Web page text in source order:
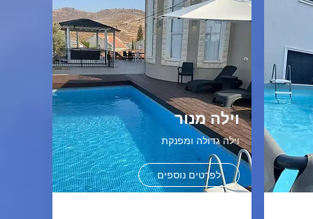
וילה מנור
וילה גדולה ומפנקת
לפרטים נוספים